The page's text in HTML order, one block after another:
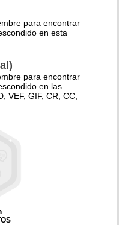
para encontrar
en esta
para encontrar
en las
VEF, GIF, CR, CC,